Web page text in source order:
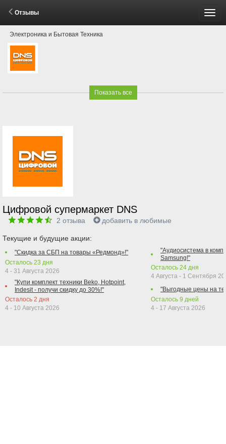
Отзывы
Электроника и Бытовая Техника
Показать все
Цифровой супермаркет DNS
2 отзыва добавить в любимые
Текущие и будущие акции:
"Скидка за СБП на товары «Редмонд»!"
Осталось 23 дня
4 - 31 Августа 2026
"Купи комплект техники Beko, Hotpoint,
Indesit - получи скидку до 30%!"
Осталось 2 дня
4 - 10 Августа 2026
"Аудиосистема в
Samsung!"
Осталось 24 дня
4 Августа - 1 Сентября
"Выгодные цены на
Осталось 9 дней
4 - 17 Августа 2026